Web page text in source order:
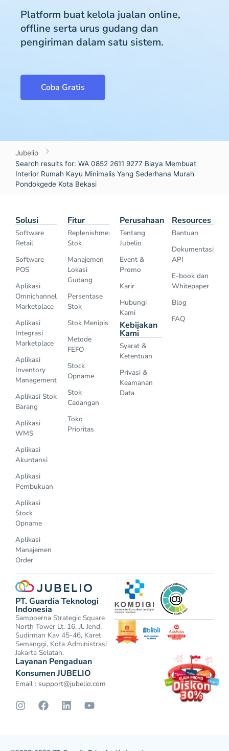
Platform buat kelola jualan online,
offline serta urus gudang dan
pengiriman dalam satu sistem.
Coba Gratis
Jubelio
Search results for: WA 0852 2611 9277 Biaya Membuat
Interior Rumah Kayu Minimalis Yang Sederhana Murah
Pondokgede Kota Bekasi
Solusi
Software
Retail
Software
POS
Aplikasi
Omnichannel
Marketplace
Aplikasi
Integrasi
Marketplace
Aplikasi
Inventory
Management
Aplikasi Stok
Barang
Aplikasi
WMS
Aplikasi
Akuntansi
Aplikasi
Pembukuan
Aplikasi
Stock
Opname
Aplikasi
Manajemen
Order
Fitur
Replenishment
Stok
Manajemen
Lokasi
Gudang
Persentase
Stok
Stok Menipis
Metode
FEFO
Stock
Opname
Stok
Cadangan
Toko
Prioritas
Perusahaan
Tentang
Jubelio
Event &
Promo
Karir
Hubungi
Kami
Kebijakan
Kami
Syarat &
Ketentuan
Privasi &
Keamanan
Data
Resources
Bantuan
Dokumentasi
API
E-book dan
Whitepaper
Blog
FAQ
PT. Guardia Teknologi
Indonesia
Sampoerna Strategic Square
North Tower Lt. 16, Jl. Jend.
Sudirman Kav 45-46, Karet
Semanggi, Kota Administrasi
Jakarta Selatan.
Layanan Pengaduan
Konsumen JUBELIO
Email : support@jubelio.com